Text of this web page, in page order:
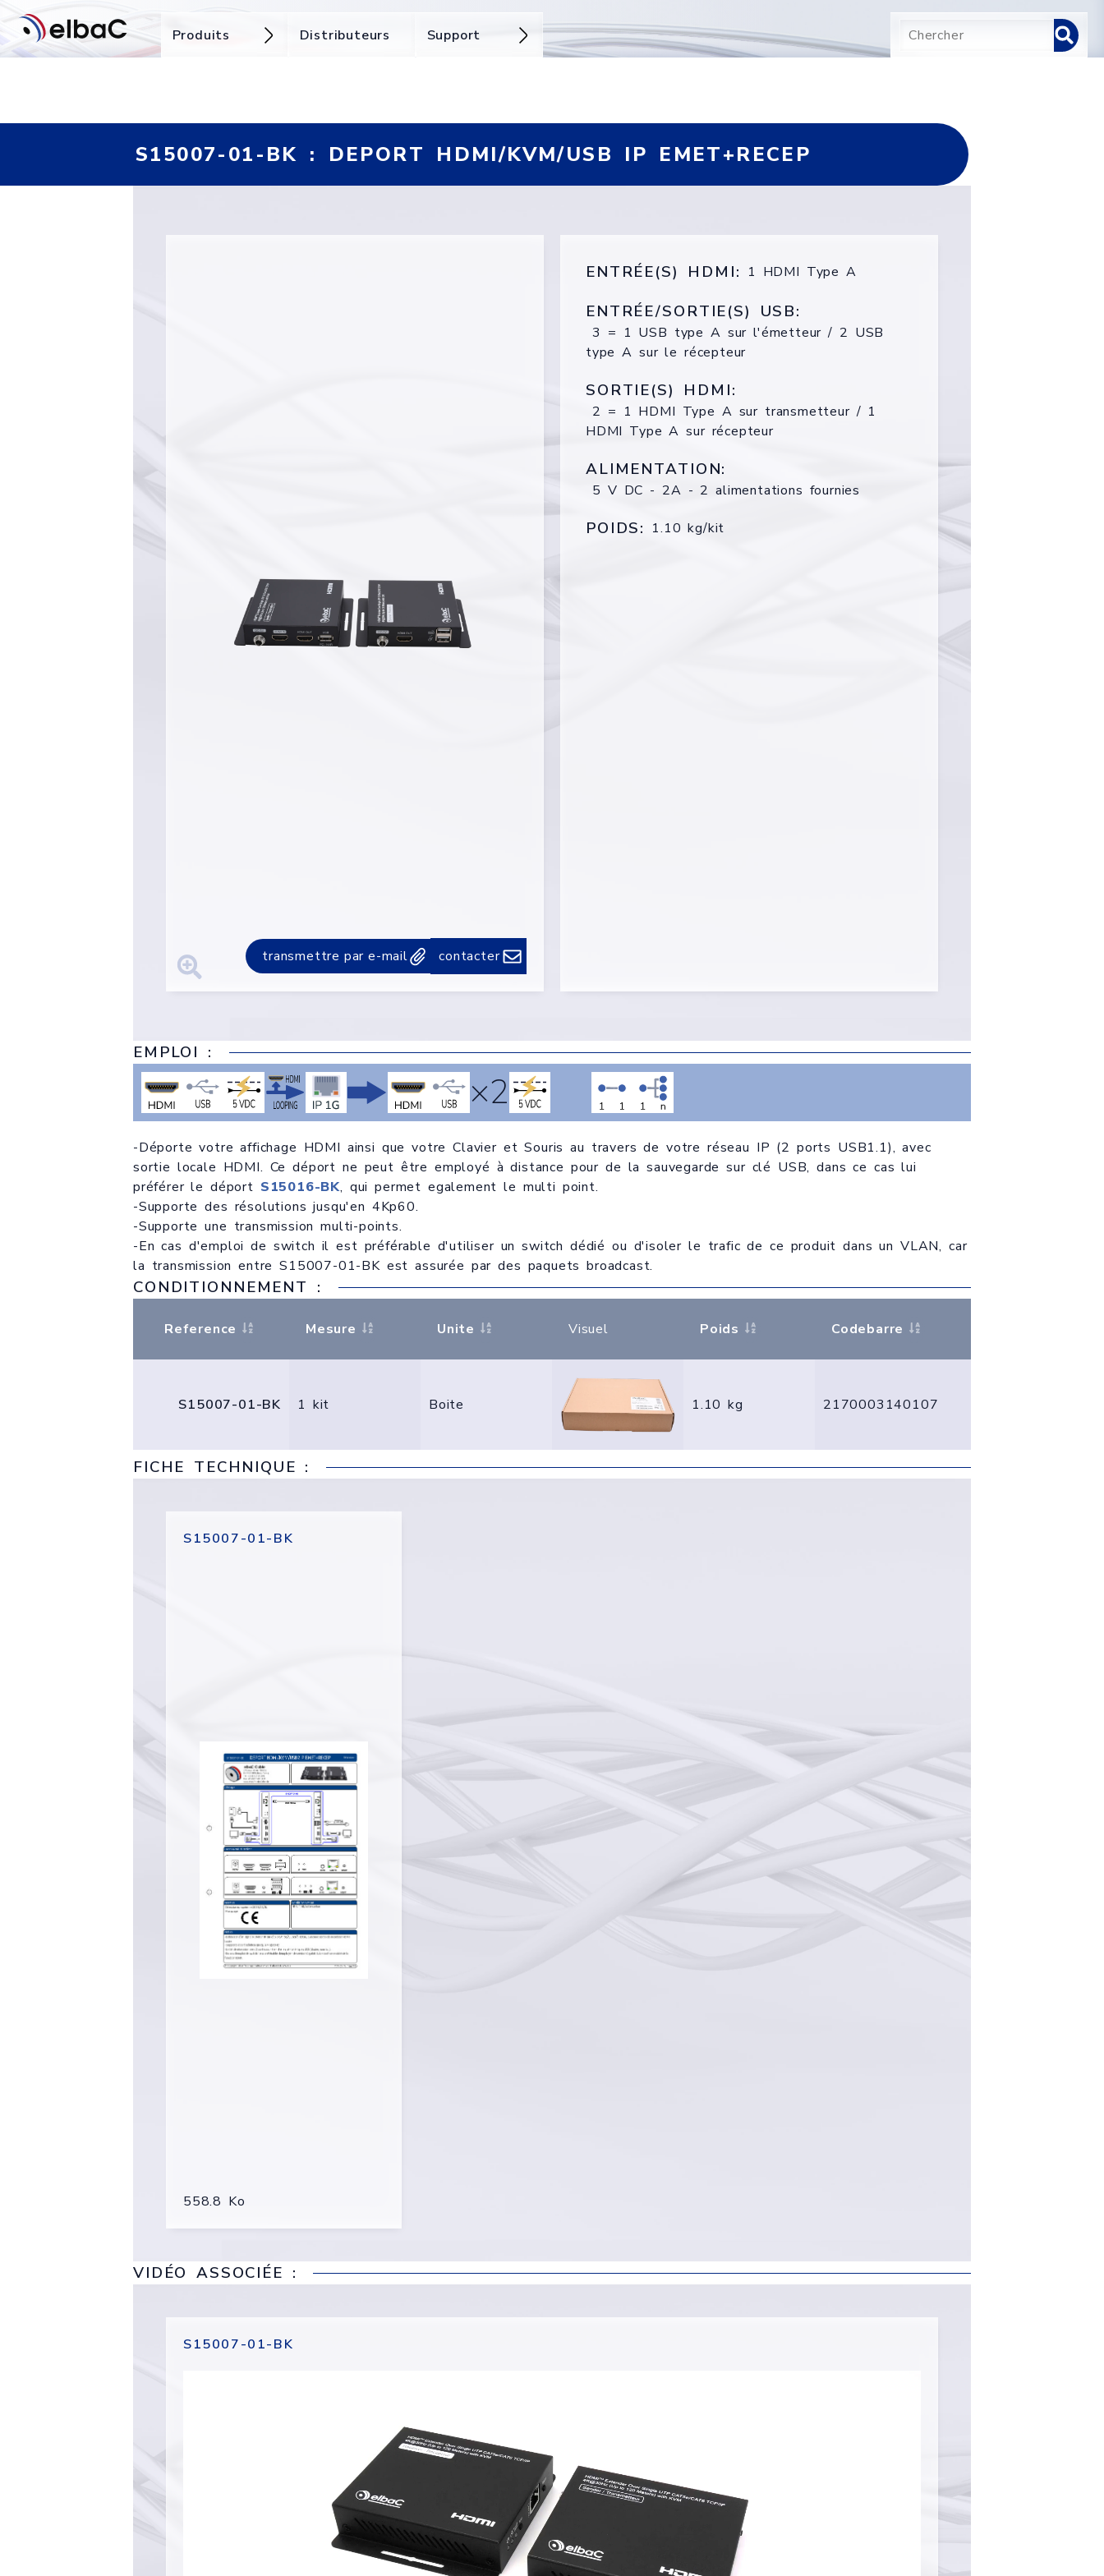
Produits Distributeurs Support
S15007-01-BK : DEPORT HDMI/KVM/USB IP EMET+RECEP
transmettre par e-mail contacter
ENTRÉE(S) HDMI: 1 HDMI Type A
ENTRÉE/SORTIE(S) USB:
3 = 1 USB type A sur l'émetteur / 2 USB
type A sur le récepteur
SORTIE(S) HDMI:
2 = 1 HDMI Type A sur transmetteur / 1
HDMI Type A sur récepteur
ALIMENTATION:
5 V DC - 2A - 2 alimentations fournies
POIDS: 1.10 kg/kit
EMPLOI :
×2
-Déporte votre affichage HDMI ainsi que votre Clavier et Souris au travers de votre réseau IP (2 ports USB1.1), avec
sortie locale HDMI. Ce déport ne peut être employé à distance pour de la sauvegarde sur clé USB, dans ce cas lui
préférer le déport S15016-BK, qui permet egalement le multi point.
-Supporte des résolutions jusqu'en 4Kp60.
-Supporte une transmission multi-points.
-En cas d'emploi de switch il est préférable d'utiliser un switch dédié ou d'isoler le trafic de ce produit dans un VLAN, car
la transmission entre S15007-01-BK est assurée par des paquets broadcast.
CONDITIONNEMENT :
Reference Mesure Unite Visuel Poids Codebarre
S15007-01-BK 1 kit Boite 1.10 kg 2170003140107
FICHE TECHNIQUE :
S15007-01-BK
558.8 Ko
VIDÉO ASSOCIÉE :
S15007-01-BK